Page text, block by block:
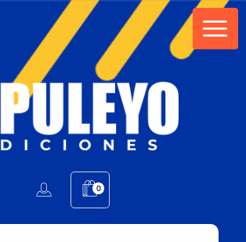
0